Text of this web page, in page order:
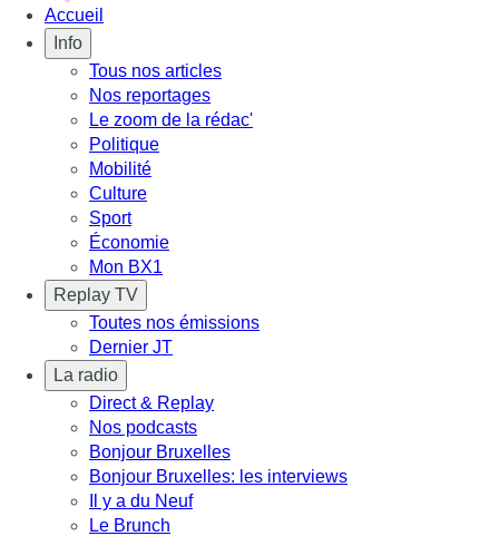
Accueil
Info
Tous nos articles
Nos reportages
Le zoom de la rédac'
Politique
Mobilité
Culture
Sport
Économie
Mon BX1
Replay TV
Toutes nos émissions
Dernier JT
La radio
Direct & Replay
Nos podcasts
Bonjour Bruxelles
Bonjour Bruxelles: les interviews
Il y a du Neuf
Le Brunch